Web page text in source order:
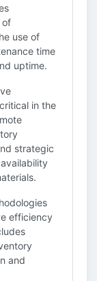
of
use of
time
uptime.
in the
strategic
efficiency
and